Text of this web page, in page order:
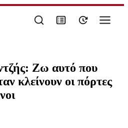
Ζω αυτό που
κλείνουν οι πόρτες